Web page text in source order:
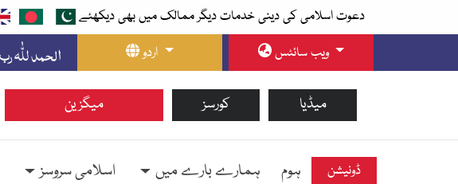
دعوت اسلامی کی دینی خدمات دیگر ممالک میں بھی دیکھئے
اردو
ویب سائٹس
میگزین کورسز میڈیا
ہوم ہمارے بارے میں اسلامی سروسز ڈونیشن